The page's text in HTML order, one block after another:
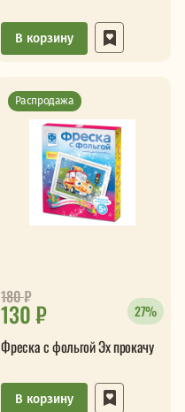
В корзину
Распродажа
130 ₽
180₽
27%
Фреска с фольгой Эх прокачу
В корзину